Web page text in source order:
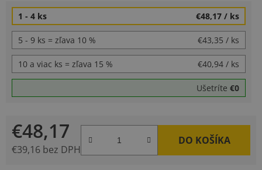
1 - 4 ks €48,17 / ks
5 - 9 ks = zľava 10 % €43,35 / ks
10 a viac ks = zľava 15 % €40,94 / ks
Ušetríte €0
€48,17
€39,16 bez DPH
DO KOŠÍKA